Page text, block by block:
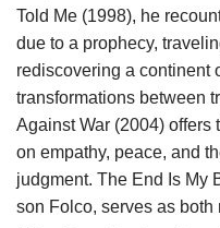
Told Me (1998), he
due to a prophecy,
rediscovering a continent
transformations between
Against War (2004) offers
on empathy, peace, and
judgment. The End Is My
son Folco, serves as